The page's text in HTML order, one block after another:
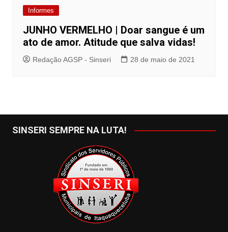
Informes
JUNHO VERMELHO | Doar sangue é um
ato de amor. Atitude que salva vidas!
Redação AGSP - Sinseri 28 de maio de 2021
SINSERI SEMPRE NA LUTA!